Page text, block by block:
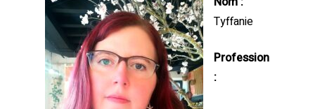
Tyffanie
Profession
: